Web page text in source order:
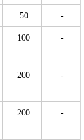
50 -
100 -
200 -
200 -